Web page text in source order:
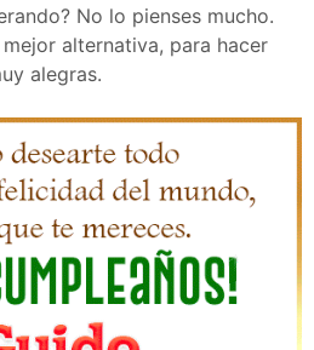
No lo pienses mucho.
alternativa, para hacer
alegras.